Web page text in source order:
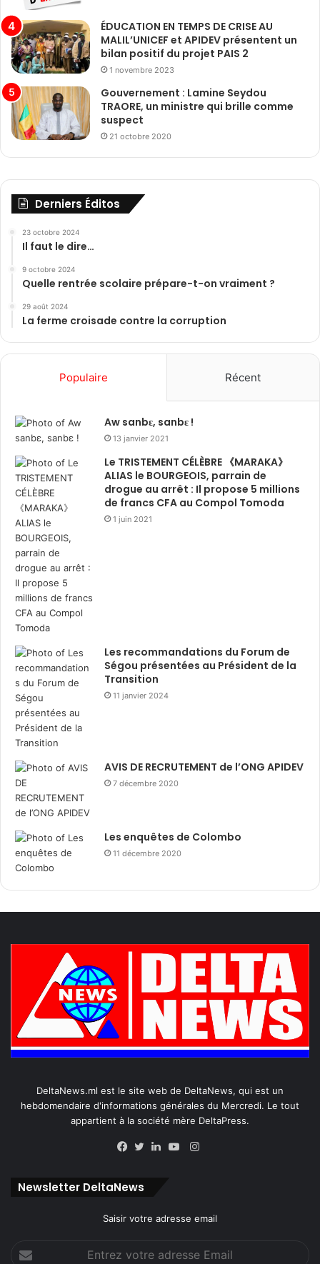
ÉDUCATION EN TEMPS DE CRISE AU
MALIL’UNICEF et APIDEV présentent un
bilan positif du projet PAIS 2
1 novembre 2023
Gouvernement : Lamine Seydou
TRAORE, un ministre qui brille comme
suspect
21 octobre 2020
Derniers Éditos
23 octobre 2024
Il faut le dire…
9 octobre 2024
Quelle rentrée scolaire prépare-t-on vraiment ?
29 août 2024
La ferme croisade contre la corruption
Populaire Récent
Aw sanbɛ, sanbɛ !
13 janvier 2021
Le TRISTEMENT CÉLÈBRE 《MARAKA》
ALIAS le BOURGEOIS, parrain de
drogue au arrêt : Il propose 5 millions
de francs CFA au Compol Tomoda
1 juin 2021
Les recommandations du Forum de
Ségou présentées au Président de la
Transition
11 janvier 2024
AVIS DE RECRUTEMENT de l’ONG APIDEV
7 décembre 2020
Les enquêtes de Colombo
11 décembre 2020
DeltaNews.ml est le site web de DeltaNews, qui est un
hebdomendaire d'informations générales du Mercredi. Le tout
appartient à la société mère DeltaPress.
Instagram
Newsletter DeltaNews
Saisir votre adresse email